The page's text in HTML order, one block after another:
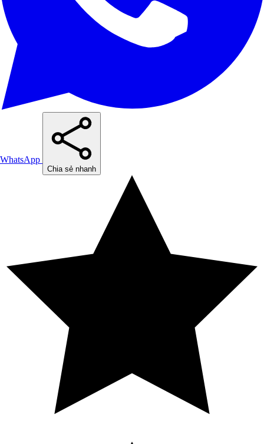
WhatsApp
Chia sẻ nhanh